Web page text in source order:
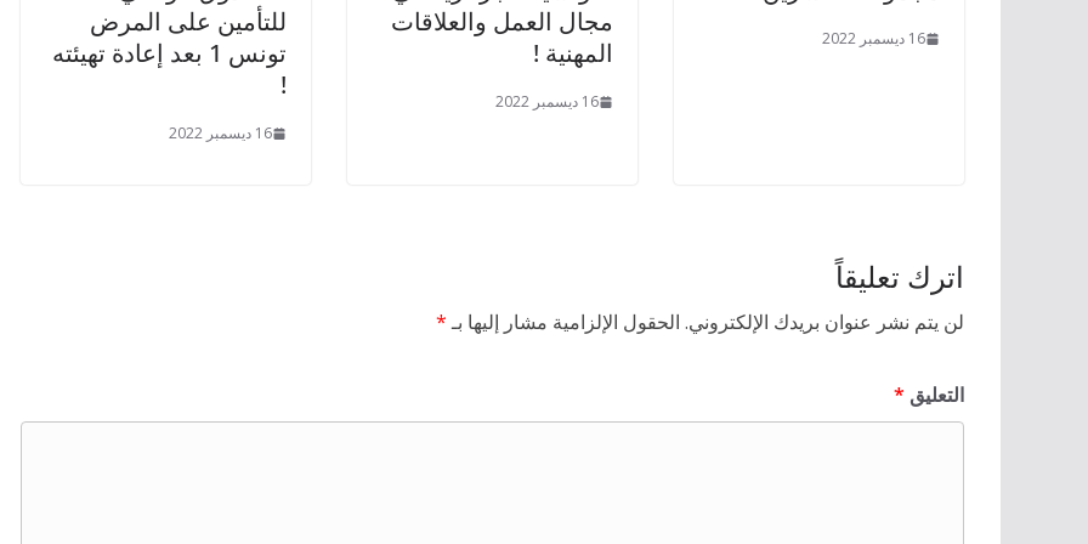
16 ديسمبر 2022
مجال العمل والعلاقات
المهنية !
16 ديسمبر 2022
للتأمين على المرض
تونس 1 بعد إعادة تهيئته
!
16 ديسمبر 2022
اترك تعليقاً
لن يتم نشر عنوان بريدك الإلكتروني. الحقول الإلزامية مشار إليها بـ*
التعليق *